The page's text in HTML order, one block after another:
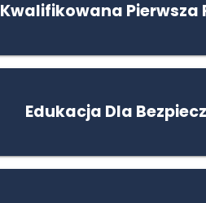
Kwalifikowana Pierwsza
Edukacja Dla